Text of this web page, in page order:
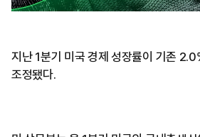
지난 1분기 미국 경제 성장률이 기존
조정됐다.